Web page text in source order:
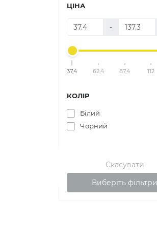
ЦІНА
-
37,4 62,4 87,4 112
КОЛІР
Білий
Чорний
Скасувати
Виберіть фільтри